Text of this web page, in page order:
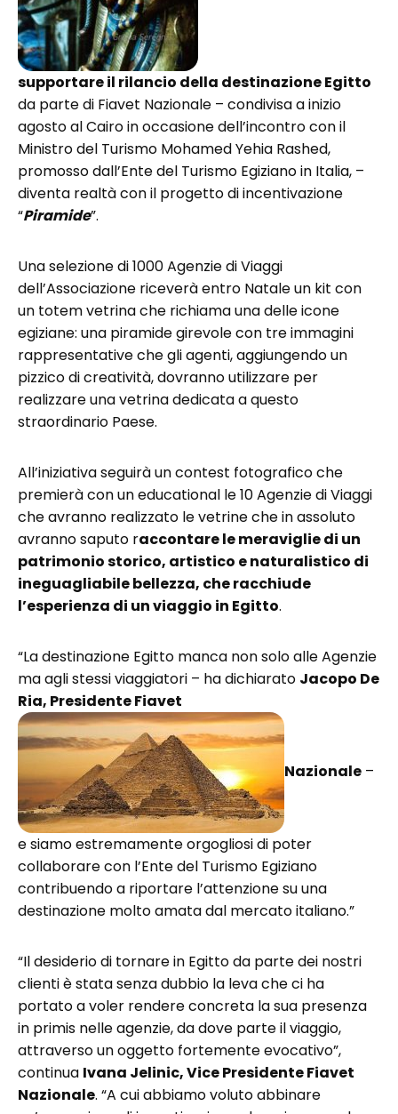
supportare il rilancio della destinazione Egitto
da parte di Fiavet Nazionale – condivisa a inizio
agosto al Cairo in occasione dell’incontro con il
Ministro del Turismo Mohamed Yehia Rashed,
promosso dall’Ente del Turismo Egiziano in Italia, –
diventa realtà con il progetto di incentivazione
“Piramide”.
Una selezione di 1000 Agenzie di Viaggi
dell’Associazione riceverà entro Natale un kit con
un totem vetrina che richiama una delle icone
egiziane: una piramide girevole con tre immagini
rappresentative che gli agenti, aggiungendo un
pizzico di creatività, dovranno utilizzare per
realizzare una vetrina dedicata a questo
straordinario Paese.
All’iniziativa seguirà un contest fotografico che
premierà con un educational le 10 Agenzie di Viaggi
che avranno realizzato le vetrine che in assoluto
avranno saputo raccontare le meraviglie di un
patrimonio storico, artistico e naturalistico di
ineguagliabile bellezza, che racchiude
l’esperienza di un viaggio in Egitto.
“La destinazione Egitto manca non solo alle Agenzie
ma agli stessi viaggiatori – ha dichiarato Jacopo De
Ria, Presidente Fiavet
Nazionale –
e siamo estremamente orgogliosi di poter
collaborare con l’Ente del Turismo Egiziano
contribuendo a riportare l’attenzione su una
destinazione molto amata dal mercato italiano.”
“Il desiderio di tornare in Egitto da parte dei nostri
clienti è stata senza dubbio la leva che ci ha
portato a voler rendere concreta la sua presenza
in primis nelle agenzie, da dove parte il viaggio,
attraverso un oggetto fortemente evocativo”,
continua Ivana Jelinic, Vice Presidente Fiavet
Nazionale. “A cui abbiamo voluto abbinare